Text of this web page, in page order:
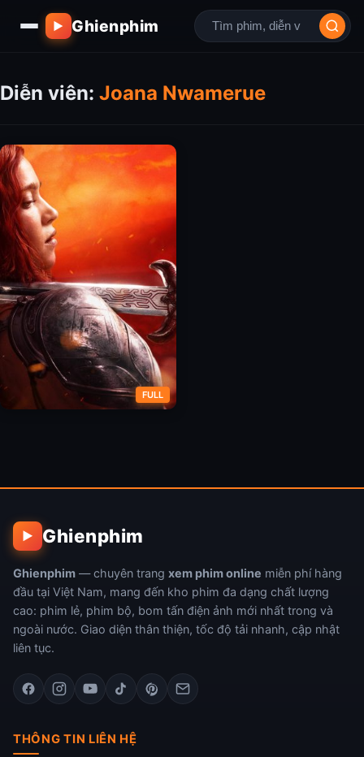
▶ Ghienphim
Diễn viên: Joana Nwamerue
FULL
▶ Ghienphim
Ghienphim — chuyên trang xem phim online miễn phí hàng
đầu tại Việt Nam, mang đến kho phim đa dạng chất lượng
cao: phim lẻ, phim bộ, bom tấn điện ảnh mới nhất trong và
ngoài nước. Giao diện thân thiện, tốc độ tải nhanh, cập nhật
liên tục.
THÔNG TIN LIÊN HỆ